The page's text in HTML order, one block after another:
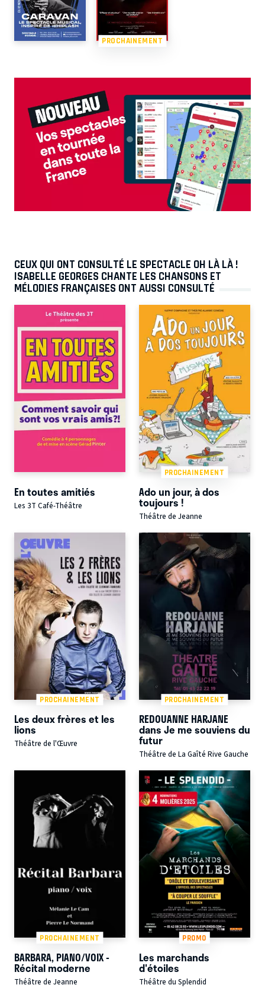
PROCHAINEMENT
CEUX QUI ONT CONSULTÉ LE SPECTACLE OH LÀ LÀ !
ISABELLE GEORGES CHANTE LES CHANSONS ET
MÉLODIES FRANÇAISES ONT AUSSI CONSULTÉ
En toutes amitiés
Les 3T Café-Théâtre
PROCHAINEMENT
Ado un jour, à dos
toujours !
Théâtre de Jeanne
PROCHAINEMENT
Les deux frères et les
lions
Théâtre de l'Œuvre
PROCHAINEMENT
REDOUANNE HARJANE
dans Je me souviens du
futur
Théâtre de La Gaîté Rive Gauche
PROCHAINEMENT
BARBARA, PIANO/VOIX -
Récital moderne
Théâtre de Jeanne
PROMO
Les marchands
d'étoiles
Théâtre du Splendid